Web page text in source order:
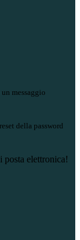
messaggio
della password
posta elettronica!